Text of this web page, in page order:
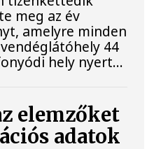
meg az év
amelyre minden
44
hely nyert...
elemzőket
adatok